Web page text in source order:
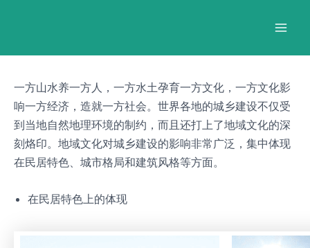
一方山水养一方人，一方水土孕育一方文化，一方文化影
响一方经济，造就一方社会。世界各地的城乡建设不仅受
到当地自然地理环境的制约，而且还打上了地域文化的深
刻烙印。地域文化对城乡建设的影响非常广泛，集中体现
在民居特色、城市格局和建筑风格等方面。
在民居特色上的体现